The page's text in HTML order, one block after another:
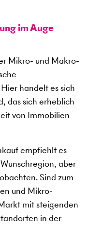
im Auge
Mikro- und Makro-
handelt es sich
das sich erheblich
von Immobilien
empfiehlt es
aber
Sind zum
und Mikro-
mit steigenden
in der